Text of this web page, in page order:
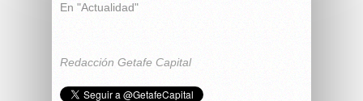
En "Actualidad"
Redacción Getafe Capital